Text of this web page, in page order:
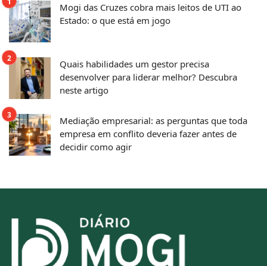
Mogi das Cruzes cobra mais leitos de UTI ao
Estado: o que está em jogo
Quais habilidades um gestor precisa
desenvolver para liderar melhor? Descubra
neste artigo
Mediação empresarial: as perguntas que toda
empresa em conflito deveria fazer antes de
decidir como agir